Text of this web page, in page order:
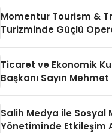
Momentur Tourism &
Turizminde Güçlü
Ticaret ve Ekonomik
Başkanı Sayın
Salih Medya ile Sosyal
Yönetiminde Etkileşim